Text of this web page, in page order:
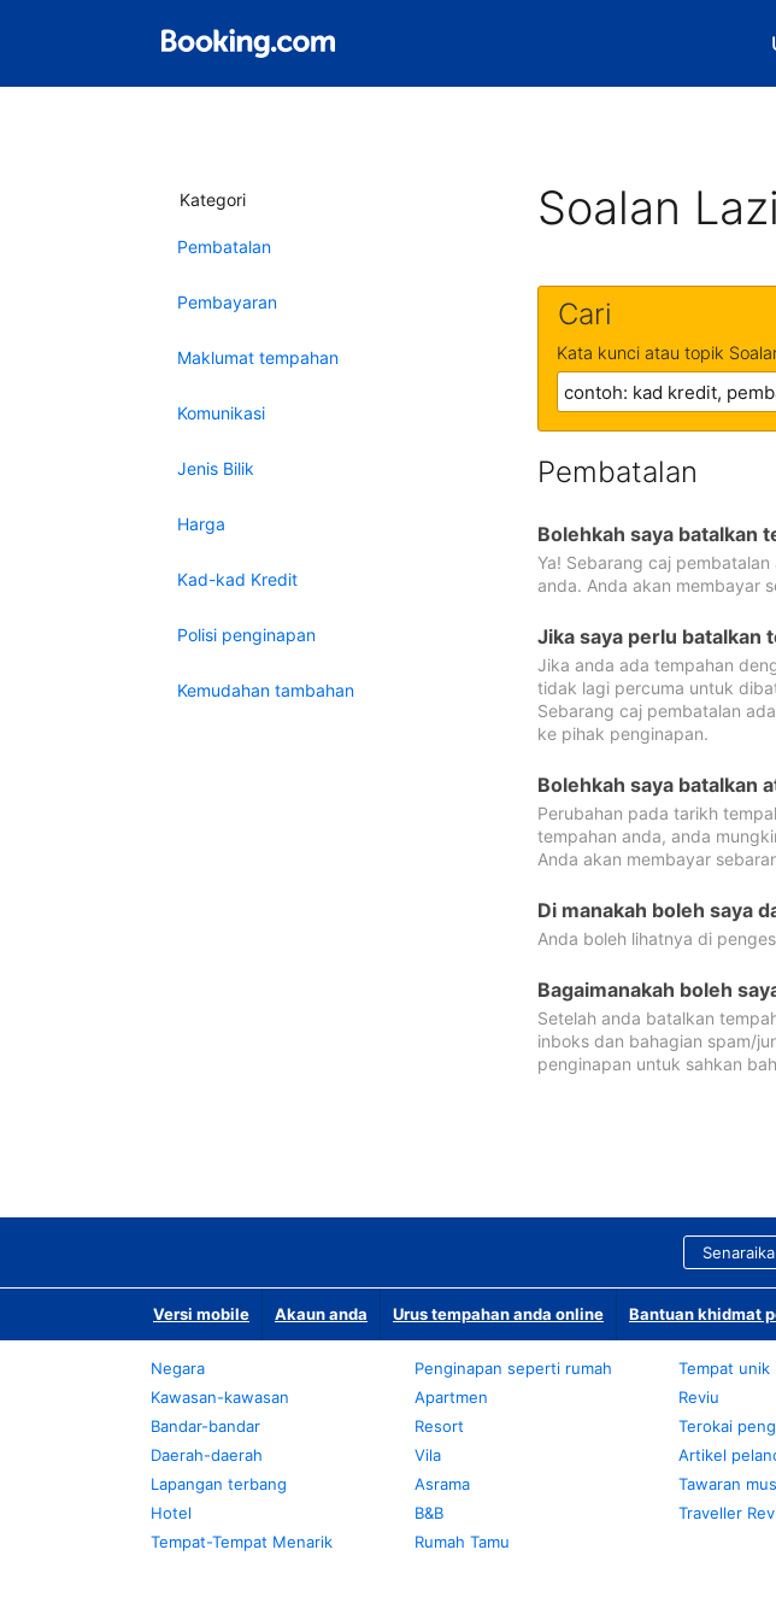
Kategori
Pembatalan
Pembayaran
Maklumat tempahan
Komunikasi
Jenis Bilik
Harga
Kad-kad Kredit
Polisi penginapan
Kemudahan tambahan
Soalan
Cari
Kata kunci atau topik
Pembatalan
Bolehkah saya batalkan
Ya! Sebarang caj
anda. Anda akan membayar
Jika saya perlu batalkan
Jika anda ada tempahan
tidak lagi percuma untuk
Sebarang caj pembatalan
ke pihak penginapan.
Bolehkah saya batalkan
Perubahan pada tarikh
tempahan anda, anda
Anda akan membayar
Di manakah boleh saya
Anda boleh lihatnya di
Bagaimanakah boleh
Setelah anda batalkan
inboks dan bahagian spam/
penginapan untuk sahkan
Versi mobile Akaun anda Urus tempahan anda online Bantuan khidmat
Negara
Kawasan-kawasan
Bandar-bandar
Daerah-daerah
Lapangan terbang
Hotel
Tempat-Tempat Menarik
Penginapan seperti rumah
Apartmen
Resort
Vila
Asrama
B&B
Rumah Tamu
Tempat
Reviu
Terokai
Artikel
Tawaran
Traveller